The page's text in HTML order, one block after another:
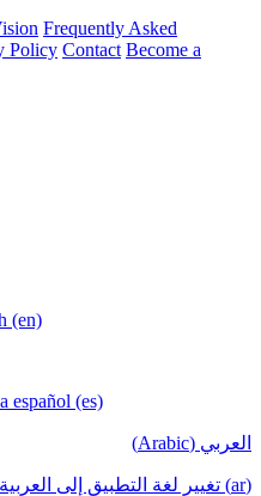
Frequently Asked
Policy Contact Become a
(en)
español (es)
العربي (Arabic)
(ar) تغيير لغة التطبيق إلى العربية